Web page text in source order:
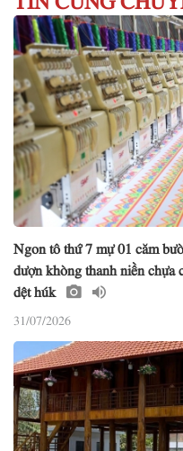
Ngon tô thứ 7 mự 01 căm
dượn khòng thanh niền
dệt húk
31/07/2026